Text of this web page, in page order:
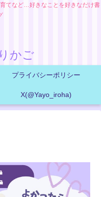
てなど…好きなことを好きなだけ書
かご
プライバシーポリシー
X(@Yayo_iroha)